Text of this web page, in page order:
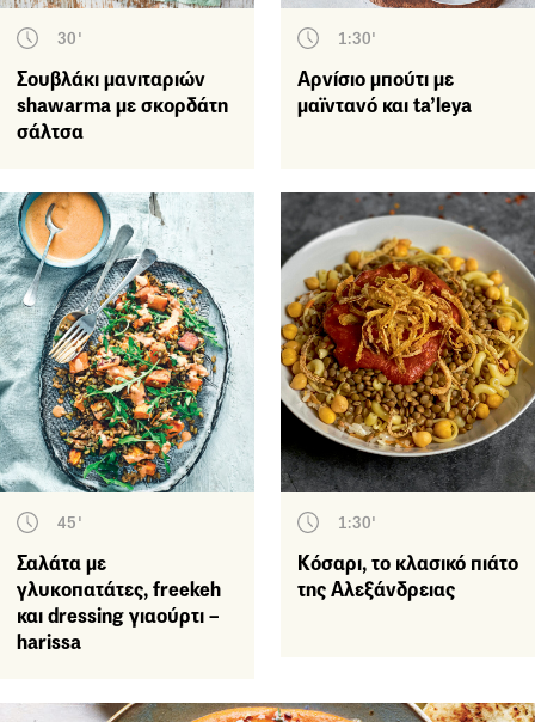
30'
Σουβλάκι µανιταριών
shawarma με σκορδάτη
σάλτσα
1:30'
Αρνίσιο µπούτι µε
µαϊντανό και ta’leya
45'
Σαλάτα µε
γλυκοπατάτες, freekeh
και dressing γιαούρτι –
harissa
1:30'
Κόσαρι, το κλασικό πιάτο
της Αλεξάνδρειας